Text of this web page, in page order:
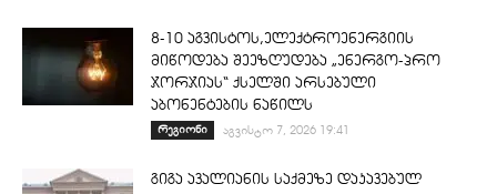
8-10 აგვისტოს,ელექტროენერგიის
მიწოდება შეეზღუდება „ენერგო-პრო
ჯორჯიას“ ქსელში არსებული
აბონენტების ნაწილს
რეგიონი აგვისტო 7, 2026 19:41
გიგა ავალიანის საქმეზე დაკავებულ